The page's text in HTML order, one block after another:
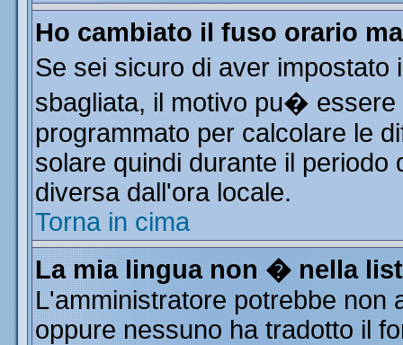
Ho cambiato il fuso orario
Se sei sicuro di aver
sbagliata, il motivo pu�
programmato per calcolare le
solare quindi durante il
diversa dall'ora locale.
Torna in cima
La mia lingua non � nella
L'amministratore potrebbe non
oppure nessuno ha tradotto il